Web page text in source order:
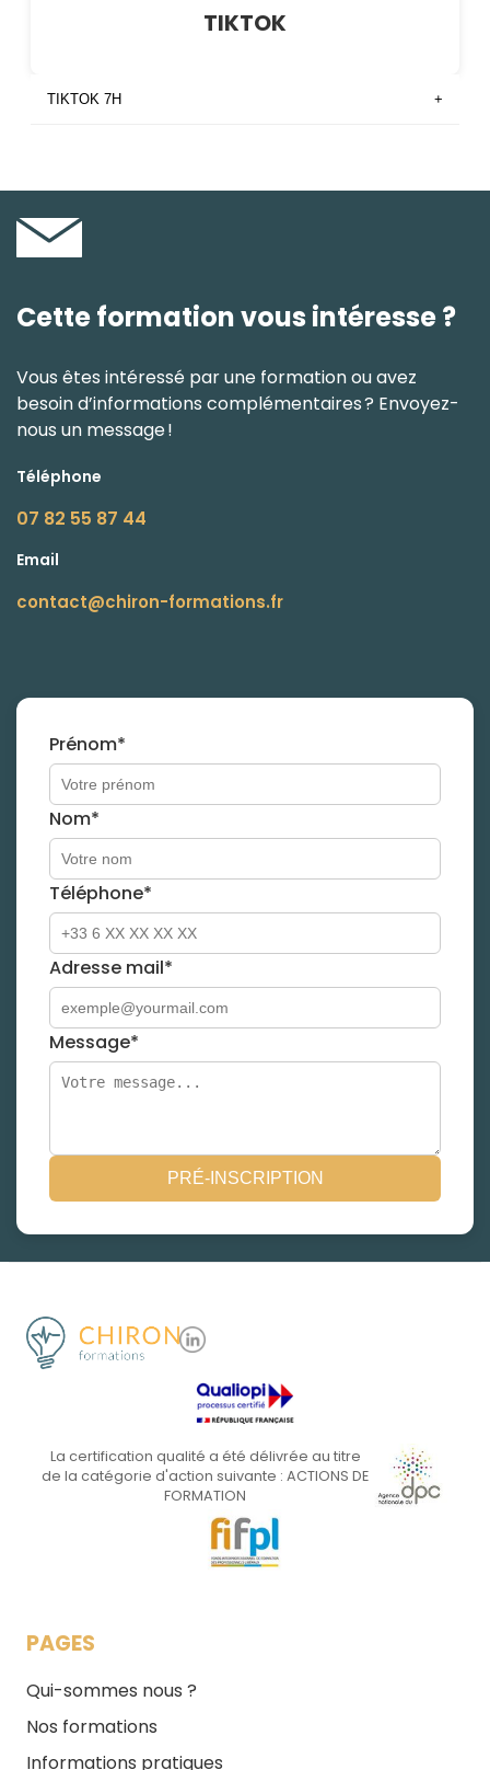
TIKTOK
TIKTOK 7H +
Cette formation vous intéresse ?
Vous êtes intéressé par une formation ou avez
besoin d’informations complémentaires ? Envoyez-
nous un message !
Téléphone
07 82 55 87 44
Email
contact@chiron-formations.fr
Prénom*
Nom*
Téléphone*
Adresse mail*
Message*
PRÉ-INSCRIPTION
La certification qualité a été délivrée au titre
de la catégorie d'action suivante : ACTIONS DE
FORMATION
PAGES
Qui-sommes nous ?
Nos formations
Informations pratiques